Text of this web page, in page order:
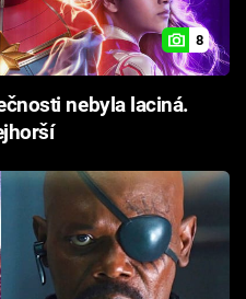
8
nebyla laciná.